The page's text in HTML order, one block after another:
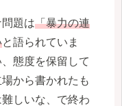
題は「暴力の連
と語られていま
態度を保留して
から書かれたも
しいな、で終わ